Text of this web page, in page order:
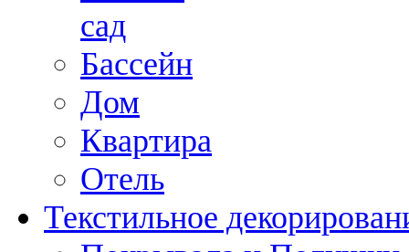
сад
Бассейн
Дом
Квартира
Отель
Текстильное